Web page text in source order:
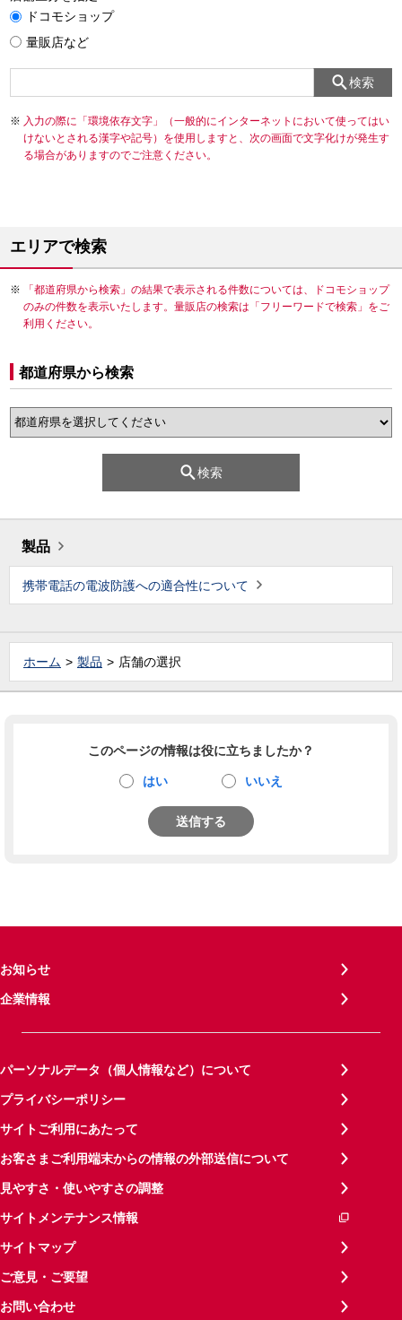
ドコモショップ
量販店など
検索
入力の際に「環境依存文字」（一般的にインターネットにおいて使ってはい
けないとされる漢字や記号）を使用しますと、次の画面で文字化けが発生す
る場合がありますのでご注意ください。
エリアで検索
「都道府県から検索」の結果で表示される件数については、ドコモショップ
のみの件数を表示いたします。量販店の検索は「フリーワードで検索」をご
利用ください。
都道府県から検索
検索
製品
携帯電話の電波防護への適合性について
ホーム 製品 店舗の選択
このページの情報は役に立ちましたか？
はい いいえ
送信する
お知らせ
企業情報
パーソナルデータ（個人情報など）について
プライバシーポリシー
サイトご利用にあたって
お客さまご利用端末からの情報の外部送信について
見やすさ・使いやすさの調整
サイトメンテナンス情報
サイトマップ
ご意見・ご要望
お問い合わせ